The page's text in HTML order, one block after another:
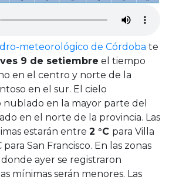
Cruz del Eje
de Ansenuza
Laboulaye y sur
Bell Ville
Río Tercero
Despeñaderos
meteorológico de Córdoba te
9 de setiembre el tiempo
en el centro y norte de la
en el sur. El cielo
en la mayor parte del
en el norte de la provincia. Las
estarán entre 2 °C para Villa
para San Francisco. En las zonas
donde ayer se registraron
mínimas serán menores. Las